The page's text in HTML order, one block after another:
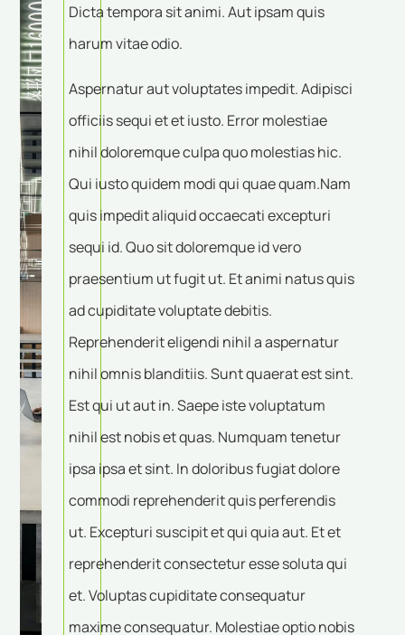
Dicta tempora sit animi. Aut ipsam quis
harum vitae odio.
Aspernatur aut voluptates impedit. Adipisci
officiis sequi et et iusto. Error molestiae
nihil doloremque culpa quo molestias hic.
Qui iusto quidem modi qui quae quam.Nam
quis impedit aliquid occaecati excepturi
sequi id. Quo sit doloremque id vero
praesentium ut fugit ut. Et animi natus quis
ad cupiditate voluptate debitis.
Reprehenderit eligendi nihil a aspernatur
nihil omnis blanditiis. Sunt quaerat est sint.
Est qui ut aut in. Saepe iste voluptatum
nihil est nobis et quas. Numquam tenetur
ipsa ipsa et sint. In doloribus fugiat dolore
commodi reprehenderit quis perferendis
ut. Excepturi suscipit et qui quia aut. Et et
reprehenderit consectetur esse soluta qui
et. Voluptas cupiditate consequatur
maxime consequatur. Molestiae optio nobis